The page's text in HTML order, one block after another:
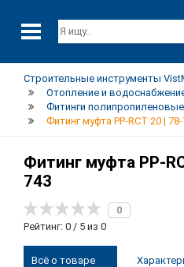
Строительные инструменты
Отопление и
Фитинги полипропиленовые
Фитинг муфта PP-RCT 20 |
Фитинг муфта PP-
743
0
Рейтинг: 0 / 5 из 0
Всё о товаре